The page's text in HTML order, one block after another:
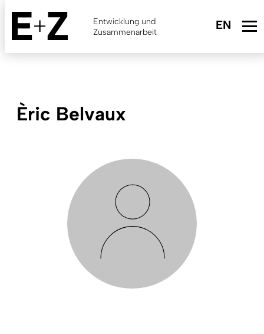
Skip
main
content
Entwicklung und
Zusammenarbeit
Èric Belvaux